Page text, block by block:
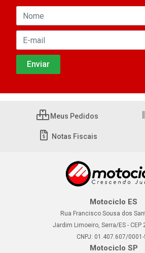
Meus Pedidos
Notas Fiscais
Motociclo ES
Rua Francisco Sousa dos
Jardim Limoeiro, Serra/ES - CEP
CNPJ: 01.407.607/0001-
Motociclo SP